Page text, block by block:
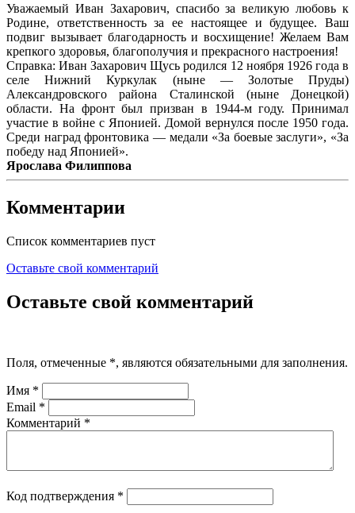
Уважаемый Иван Захарович, спасибо за великую любовь к
Родине, ответственность за ее настоящее и будущее. Ваш
подвиг вызывает благодарность и восхищение! Желаем Вам
крепкого здоровья, благополучия и прекрасного настроения!
Справка: Иван Захарович Щусь родился 12 ноября 1926 года в
селе Нижний Куркулак (ныне — Золотые Пруды)
Александровского района Сталинской (ныне Донецкой)
области. На фронт был призван в 1944-м году. Принимал
участие в войне с Японией. Домой вернулся после 1950 года.
Среди наград фронтовика — медали «За боевые заслуги», «За
победу над Японией».
Ярослава Филиппова
Комментарии
Список комментариев пуст
Оставьте свой комментарий
Оставьте свой комментарий
Поля, отмеченные *, являются обязательными для заполнения.
Имя *
Email *
Комментарий *
Код подтверждения *